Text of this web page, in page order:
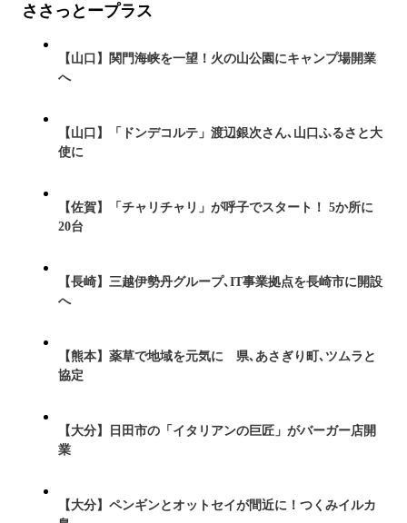
ささっとープラス
【山口】関門海峡を一望！火の山公園にキャンプ場開業
へ
【山口】「ドンデコルテ」渡辺銀次さん､山口ふるさと大
使に
【佐賀】「チャリチャリ」が呼子でスタート！ 5か所に
20台
【長崎】三越伊勢丹グループ､IT事業拠点を長崎市に開設
へ
【熊本】薬草で地域を元気に 県､あさぎり町､ツムラと
協定
【大分】日田市の「イタリアンの巨匠」がバーガー店開
業
【大分】ペンギンとオットセイが間近に！つくみイルカ